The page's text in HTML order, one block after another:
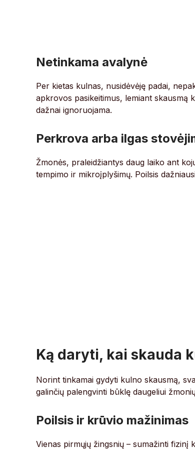
Netinkama avalynė
Per kietas kulnas, nusidėvėję padai,
apkrovos pasikeitimus, lemiant skausmą
dažnai ignoruojama.
Perkrova arba ilgas
Žmonės, praleidžiantys daug laiko ant
tempimo ir mikroįplyšimų. Poilsis
Ką daryti, kai skauda
Norint tinkamai gydyti kulno skausmą,
galinčių palengvinti būklę daugeliui
Poilsis ir krūvio mažinimas
Vienas pirmųjų žingsnių – sumažinti